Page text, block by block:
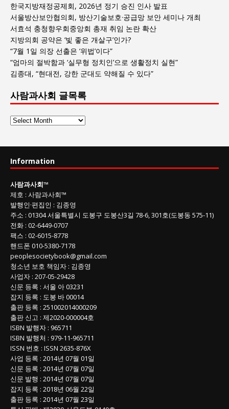
한국지방재정공제회, 2026년 정기 승진 인사 발표
서울방산보안협의회, 방산기술보호·공급망 보안 세미나 개최
서효석 충청향우회중앙회 총재 취임 논란 확산
지방의회 공약은 ‘빛 좋은 개살구’인가?
“7월 1일 의장 선출은 ‘위법’이다”
“엄마의 절박함과 ‘실무형 정치인’으로 생활정치 실현”
김종대, “현대전, 강한 군대도 약해질 수 있다”
사람과사회 글목록
사
회
목
록
Information
사람과사회™
제호 : 사람과사회™
발행인·편집인 : 김종영
주소 : 01304서울특별시 도봉구 도봉산3길 78-6, 301호(도봉동 575-11)
전화 : 02-6449-0707
팩스 : 02-6015-8778
핸드폰 010-5380-7178
peoplesocietybook@gmail.com
청소년 보호 책임자 : 김종영
사업자 : 207-05-29428
신문 등록 : 서울 아 03231
잡지 등록 : 도봉 바 00014
출판 등록 : 251002014000209
출판 신고 : 제2020-000004호
ISBN 발행자 : 965711
ISBN 발행처 : 979-11-965711
ISSN 번호 : ISSN 2635-876X
사업 등록 : 2014년 07월 01일
신문 등록 : 2014년 07월 07일
신문 발행 : 2014년 07월 07일
잡지 등록 : 2018년 06월 22일
출판 등록 : 2014년 07월 23일